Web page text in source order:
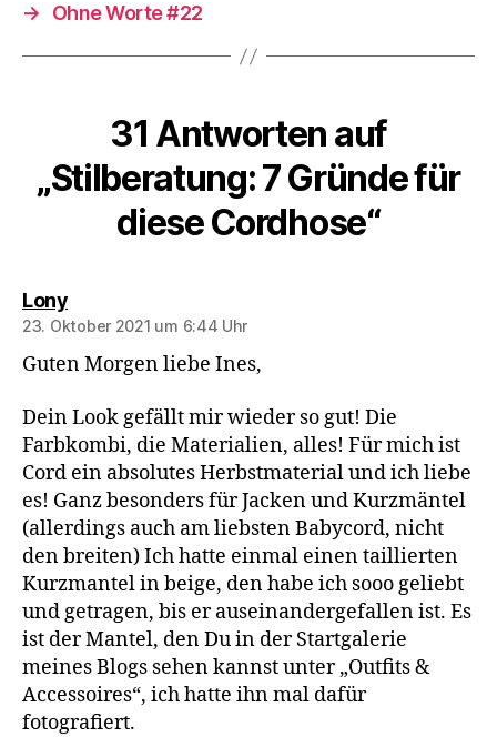
→
Ohne Worte #22
31 Antworten auf
„Stilberatung: 7 Gründe für
diese Cordhose“
Lonysagt:
23. Oktober 2021 um 6:44 Uhr
Guten Morgen liebe Ines,
Dein Look gefällt mir wieder so gut! Die
Farbkombi, die Materialien, alles! Für mich ist
Cord ein absolutes Herbstmaterial und ich liebe
es! Ganz besonders für Jacken und Kurzmäntel
(allerdings auch am liebsten Babycord, nicht
den breiten) Ich hatte einmal einen taillierten
Kurzmantel in beige, den habe ich sooo geliebt
und getragen, bis er auseinandergefallen ist. Es
ist der Mantel, den Du in der Startgalerie
meines Blogs sehen kannst unter „Outfits &
Accessoires“, ich hatte ihn mal dafür
fotografiert.